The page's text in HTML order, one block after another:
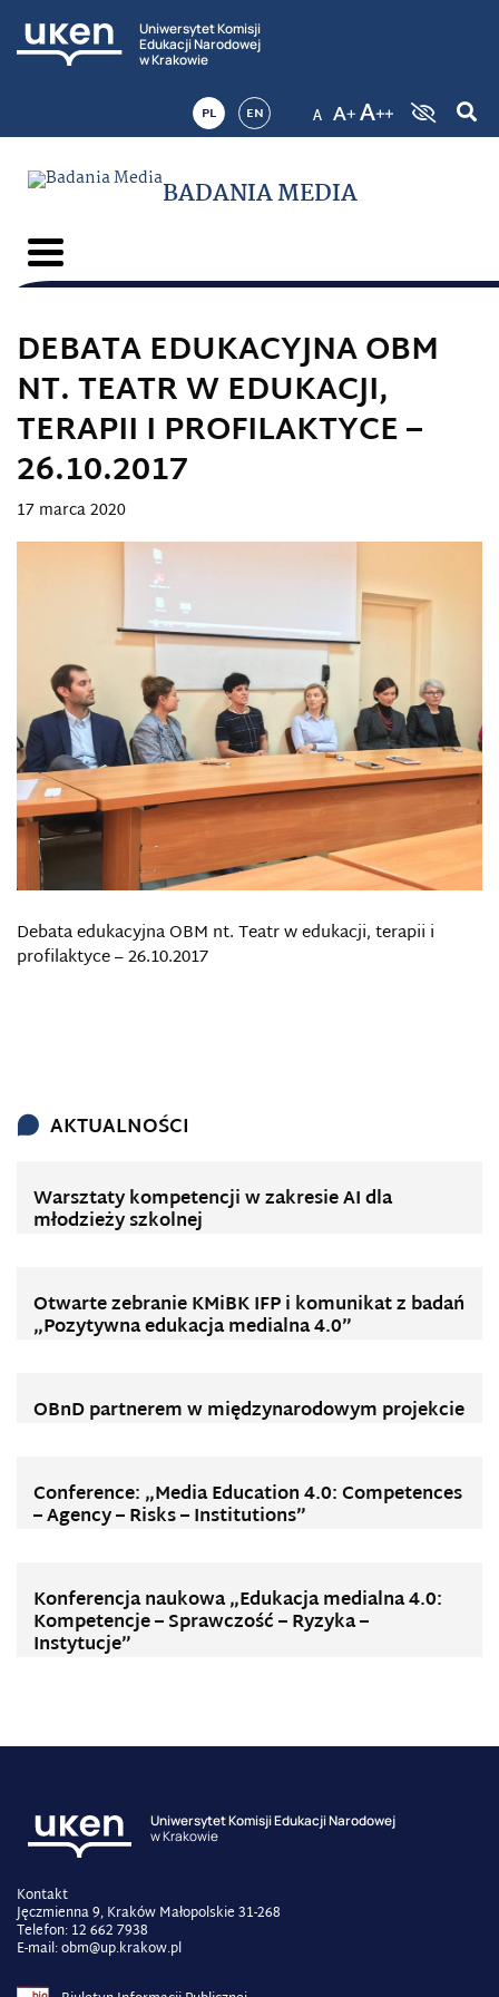
Uniwersytet Komisji
Edukacji Narodowej
w Krakowie
PL EN
BADANIA MEDIA
DEBATA EDUKACYJNA OBM
NT. TEATR W EDUKACJI,
TERAPII I PROFILAKTYCE –
26.10.2017
17 marca 2020
Debata edukacyjna OBM nt. Teatr w edukacji, terapii i
profilaktyce – 26.10.2017
AKTUALNOŚCI
Warsztaty kompetencji w zakresie AI dla
młodzieży szkolnej
Otwarte zebranie KMiBK IFP i komunikat z badań
„Pozytywna edukacja medialna 4.0”
OBnD partnerem w międzynarodowym projekcie
Conference: „Media Education 4.0: Competences
– Agency – Risks – Institutions”
Konferencja naukowa „Edukacja medialna 4.0:
Kompetencje – Sprawczość – Ryzyka –
Instytucje”
Uniwersytet Komisji Edukacji Narodowej
w Krakowie
Kontakt
Jęczmienna 9, Kraków Małopolskie 31-268
Telefon: 12 662 7938
E-mail: obm@up.krakow.pl